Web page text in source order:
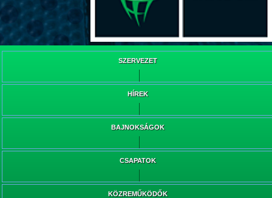
SZERVEZET
HÍREK
BAJNOKSÁGOK
CSAPATOK
KÖZREMŰKÖDŐK